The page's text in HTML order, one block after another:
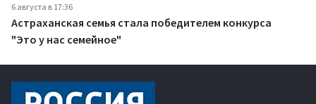
6 августа в 17:36
Астраханская семья стала победителем конкурса
"Это у нас семейное"